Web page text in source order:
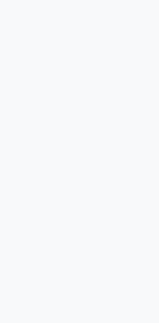
クエスト
プラット
のがあり
かなりあります
ス、ジーリー、
ンで話題になっ